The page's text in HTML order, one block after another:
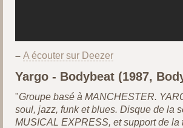
– A écouter sur Deezer
Yargo - Bodybeat (1987,
"Groupe basé à MANCHESTER.
soul, jazz, funk et blues. Disque de la
MUSICAL EXPRESS, et support de la